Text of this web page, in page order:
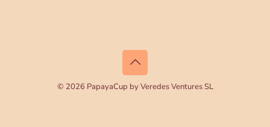
© 2026 PapayaCup by Veredes Ventures SL